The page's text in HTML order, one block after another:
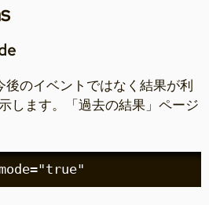
後のイベントではなく結果が利
します。「過去の結果」ページ